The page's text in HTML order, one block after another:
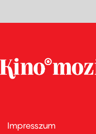
Footer
Impresszum